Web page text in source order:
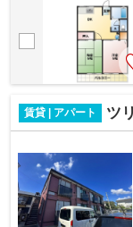
の手間が省けます。
賃貸 | アパート ツ